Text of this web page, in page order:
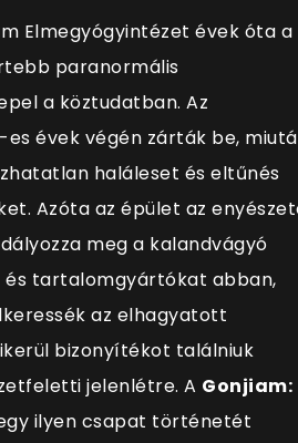
Elmegyógyintézet évek óta a
paranormális
a köztudatban. Az
es évek végén zárták be,
haláleset és eltűnés
Azóta az épület az
meg a kalandvágyó
és tartalomgyártókat abban,
az elhagyatott
bizonyítékot találniuk
jelenlétre. A Gonjiam:
ilyen csapat történetét